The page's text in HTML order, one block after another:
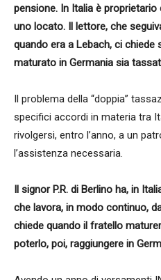
pensione. In Italia è
uno locato. Il lettore, che
quando era a Lebach, ci chiede
maturato in Germania sia
Il problema della “doppia”
specifici accordi in materia tra
rivolgersi, entro l’anno, a un
l’assistenza necessaria.
Il signor P.R. di Berlino ha, in
che lavora, in modo continuo,
chiede quando il fratello
poterlo, poi, raggiungere in